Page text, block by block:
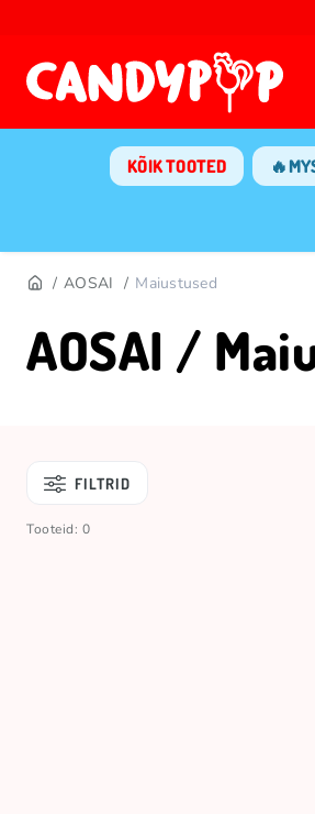
KÕIK TOOTED
AOSAI Maiustused
AOSAI /
FILTRID
Tooteid: 0